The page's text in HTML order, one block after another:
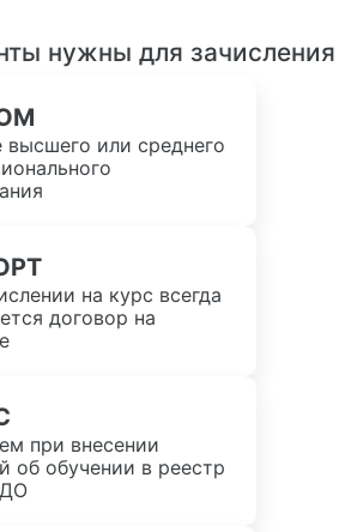
нужны для зачисления
высшего или среднего
на курс всегда
договор на
при внесении
об обучении в реестр